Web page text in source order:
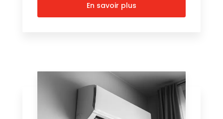
En savoir plus